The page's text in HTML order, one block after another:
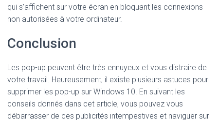
qui s’affichent sur votre écran en bloquant les connexions
non autorisées à votre ordinateur.
Conclusion
Les pop-up peuvent être très ennuyeux et vous distraire de
votre travail. Heureusement, il existe plusieurs astuces pour
supprimer les pop-up sur Windows 10. En suivant les
conseils donnés dans cet article, vous pouvez vous
débarrasser de ces publicités intempestives et naviguer sur